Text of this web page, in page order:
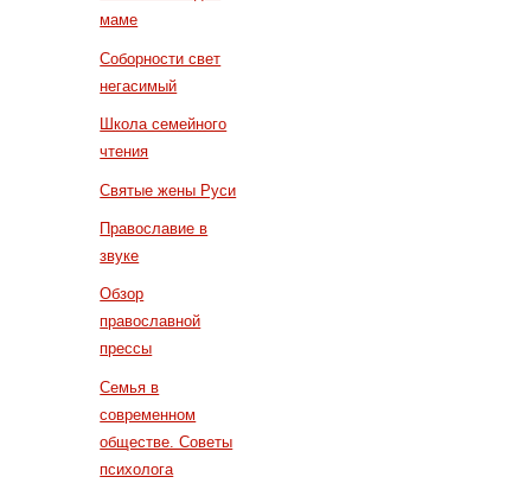
маме
Соборности свет
негасимый
Школа семейного
чтения
Святые жены Руси
Православие в
звуке
Обзор
православной
прессы
Семья в
современном
обществе. Советы
психолога